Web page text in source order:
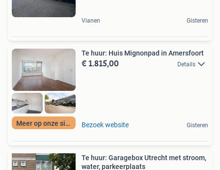
Vianen Gisteren
Meer op onze site
Te huur: Huis Mignonpad in Amersfoort
€ 1.815,00 Details
Bezoek website Gisteren
Te huur: Garagebox Utrecht met stroom,
water, parkeerplaats